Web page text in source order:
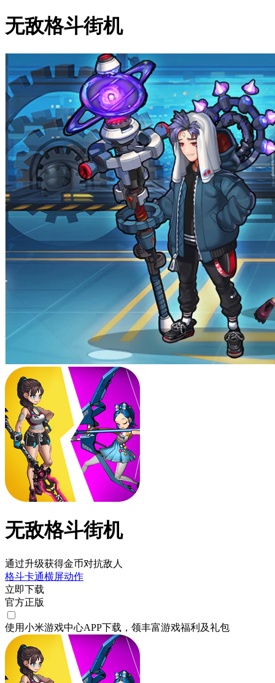
无敌格斗街机
无敌格斗街机
通过升级获得金币对抗敌人
格斗卡通横屏动作
立即下载
官方正版
使用小米游戏中心APP下载 ，领丰富游戏福利 及礼包